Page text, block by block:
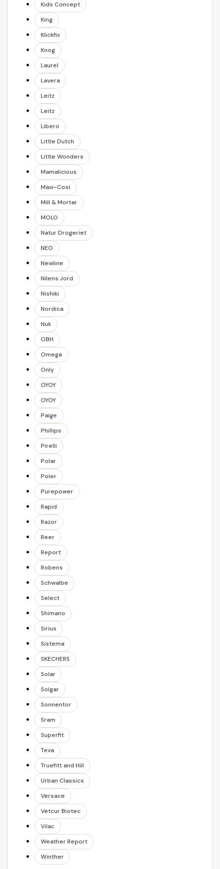
Kids Concept
King
Klickfix
Knog
Laurel
Lavera
Leitz
Leitz
Libero
Little Dutch
Little Wonders
Mamalicious
Maxi-Cosi
Mill & Mortar
MOLO
Natur Drogeriet
NEO
Newline
Nilens Jord
Nishiki
Nordica
Nuk
OBH
Omega
Only
OYOY
OYOY
Paige
Phillips
Pirelli
Polar
Poler
Purepower
Rapid
Razor
Reer
Report
Robens
Schwalbe
Select
Shimano
Sirius
Sistema
SKECHERS
Solar
Solgar
Sonnentor
Sram
Superfit
Teva
Truefitt and Hill
Urban Classics
Versace
Vetcur Biotec
Vilac
Weather Report
Winther